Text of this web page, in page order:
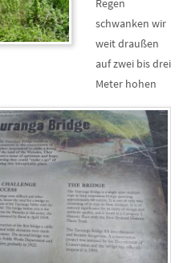
Regen
schwanken wir
weit draußen
auf zwei bis drei
Meter hohen